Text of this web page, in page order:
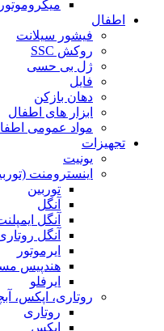
میکروموتور
اطفال
فیشور سیلانت
روکش SSC
ژل بی حسی
فایل
دهان بازکن
ابزار های اطفال
مواد عمومی
تجهیزات
یونیت
اینسترومنت
توربین
آنگل
آنگل
آنگل
ایرموتور
هندپیس
ایرفلو
روتاری، اپکس،
روتاری
اپکس